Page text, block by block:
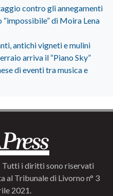
contro gli annegamenti
di Moira Lena
antichi vigneti e mulini
arriva il “Piano Sky”
di eventi tra musica e
Tutti i diritti sono riservati
al Tribunale di Livorno n° 3
2021.